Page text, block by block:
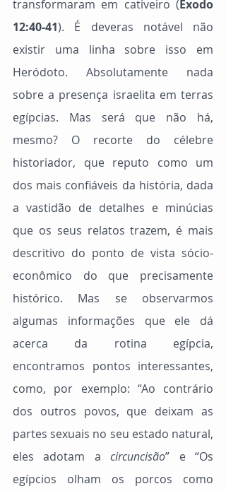
transformaram em cativeiro (Êxodo
12:40-41). É deveras notável não
existir uma linha sobre isso em
Heródoto. Absolutamente nada
sobre a presença israelita em terras
egípcias. Mas será que não há,
mesmo? O recorte do célebre
historiador, que reputo como um
dos mais confiáveis da história, dada
a vastidão de detalhes e minúcias
que os seus relatos trazem, é mais
descritivo do ponto de vista sócio-
econômico do que precisamente
histórico. Mas se observarmos
algumas informações que ele dá
acerca da rotina egípcia,
encontramos pontos interessantes,
como, por exemplo: “Ao contrário
dos outros povos, que deixam as
partes sexuais no seu estado natural,
eles adotam a circuncisão” e “Os
egípcios olham os porcos como